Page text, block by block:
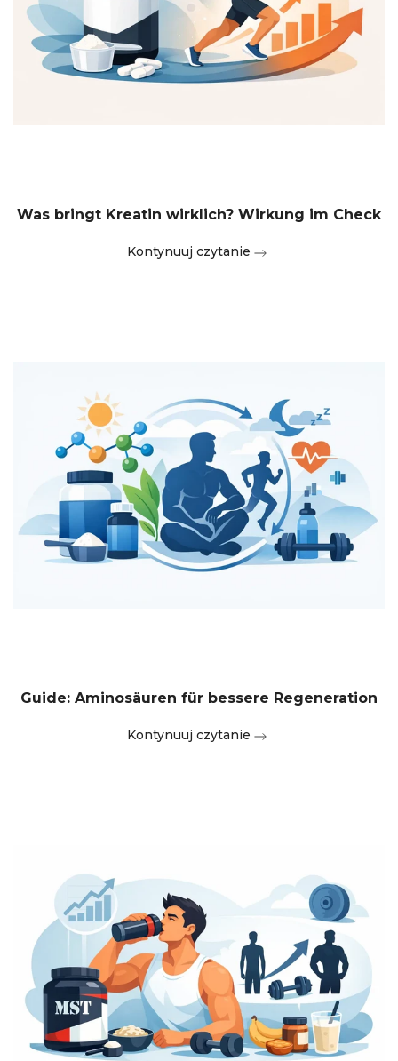
Was bringt Kreatin wirklich? Wirkung im Check
Kontynuuj czytanie
Guide: Aminosäuren für bessere Regeneration
Kontynuuj czytanie